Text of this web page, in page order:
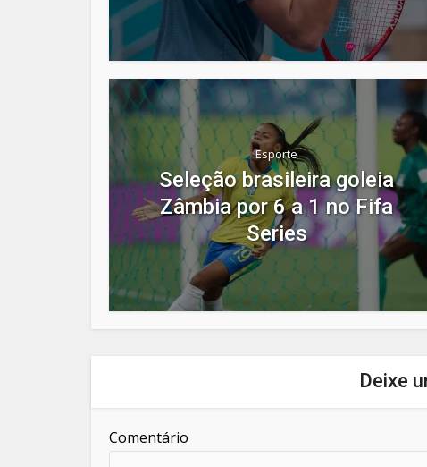
Esporte
Seleção brasileira goleia
Zâmbia por 6 a 1 no Fifa
Series
Deixe
Comentário